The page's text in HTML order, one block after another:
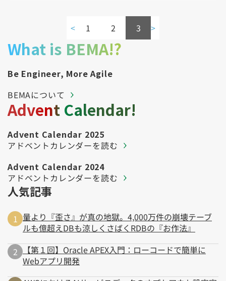
< 1 2 3 >
What is BEMA!?
Be Engineer, More Agile
BEMAについて
Advent Calendar!
Advent Calendar 2025
アドベントカレンダーを読む
Advent Calendar 2024
アドベントカレンダーを読む
人気記事
量より『歪さ』が真の地獄。4,000万件の崩壊テーブ
ルも億超えDBも涼しくさばくRDBの『お作法』
【第１回】Oracle APEX入門：ローコードで簡単に
Webアプリ開発